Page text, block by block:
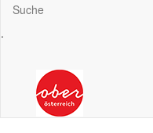
Suche
.